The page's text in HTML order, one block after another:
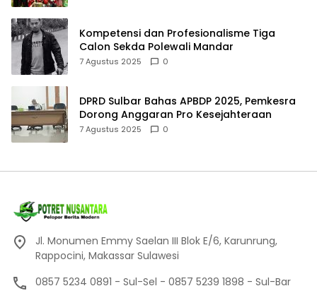
Kompetensi dan Profesionalisme Tiga
Calon Sekda Polewali Mandar
7 Agustus 2025 0
DPRD Sulbar Bahas APBDP 2025, Pemkesra
Dorong Anggaran Pro Kesejahteraan
7 Agustus 2025 0
Jl. Monumen Emmy Saelan III Blok E/6, Karunrung,
Rappocini, Makassar Sulawesi
0857 5234 0891 - Sul-Sel - 0857 5239 1898 - Sul-Bar